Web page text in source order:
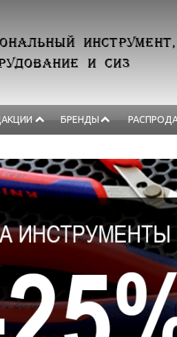
ИНСТРУМЕНТ,
И СИЗ
БРЕНДЫ